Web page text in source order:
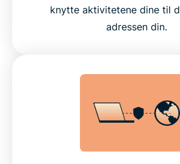
knytte aktivitetene dine til
adressen din.